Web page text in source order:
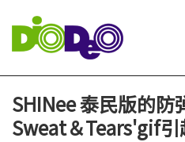
SHINee 泰民版的
Sweat＆Tears'gif引